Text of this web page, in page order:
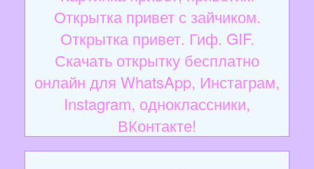
Открытка привет с зайчиком.
Открытка привет. Гиф. GIF.
Скачать открытку бесплатно
онлайн для WhatsApp, Инстаграм,
Instagram, одноклассники,
ВКонтакте!